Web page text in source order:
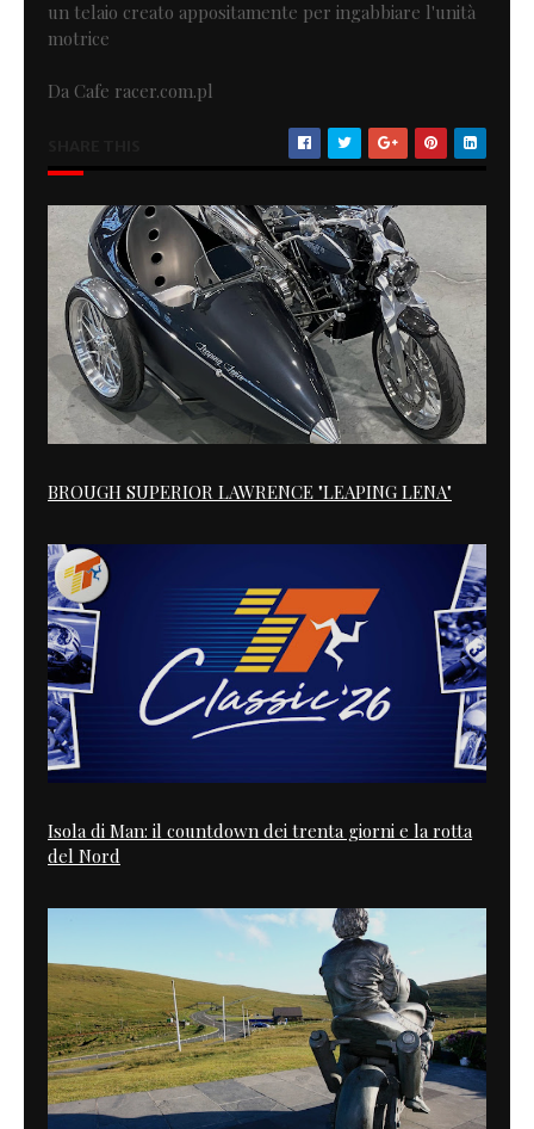
un telaio creato appositamente per ingabbiare l'unità
motrice
Da Cafe racer.com.pl
BROUGH SUPERIOR LAWRENCE "LEAPING LENA"
Isola di Man: il countdown dei trenta giorni e la rotta
del Nord